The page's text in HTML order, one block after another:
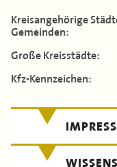
Landkreis
Landkreis
Landkreis
Landkreis
Landkreis
Kreis­angehörige
Gemeinden:
Große Kreis­städte:
Kfz-Kennzeichen: